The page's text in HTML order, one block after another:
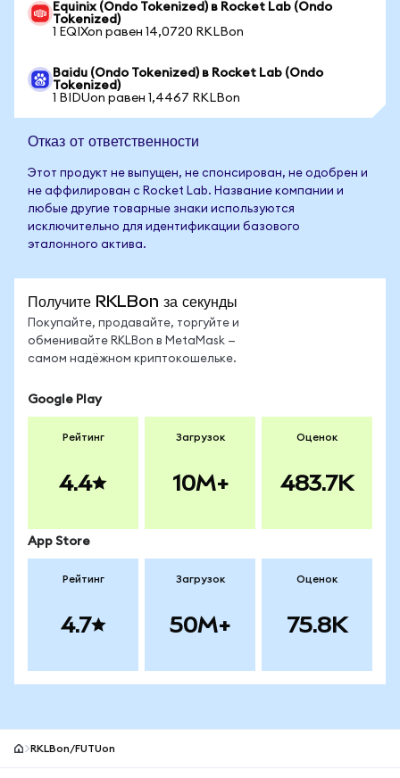
Equinix (Ondo Tokenized) в Rocket Lab (Ondo
Tokenized)
1 EQIXon равен 14,0720 RKLBon
Baidu (Ondo Tokenized) в Rocket Lab (Ondo
Tokenized)
1 BIDUon равен 1,4467 RKLBon
Отказ от ответственности
Этот продукт не выпущен, не спонсирован, не одобрен и
не аффилирован с Rocket Lab. Название компании и
любые другие товарные знаки используются
исключительно для идентификации базового
эталонного актива.
Получите RKLBon за секунды
Покупайте, продавайте, торгуйте и
обменивайте RKLBon в MetaMask —
самом надёжном криптокошельке.
Google Play
Рейтинг
4.4
Загрузок
10M+
Оценок
483.7K
App Store
Рейтинг
4.7
Загрузок
50M+
Оценок
75.8K
RKLBon/FUTUon